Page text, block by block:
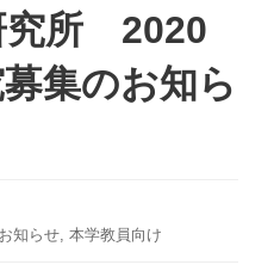
究所 2020
集のお知ら
知らせ, 本学教員向け